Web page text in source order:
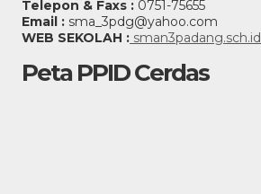
Telepon & Faxs : 0751-75655
Email : sma_3pdg@yahoo.com
WEB SEKOLAH : sman3padang.sch.id
Peta PPID Cerdas